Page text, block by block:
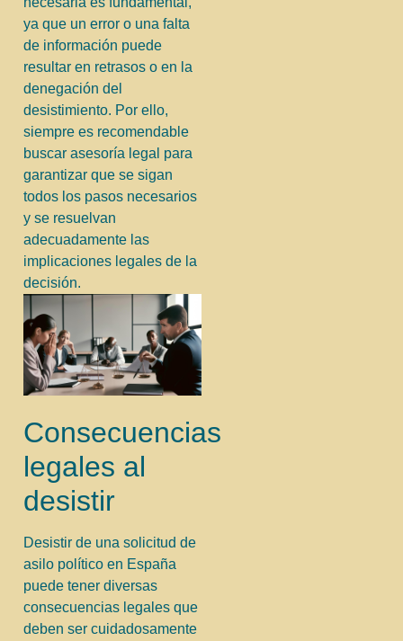
ya que un error o una falta
de información puede
resultar en retrasos o en la
denegación del
desistimiento. Por ello,
siempre es recomendable
buscar asesoría legal para
garantizar que se sigan
todos los pasos necesarios
y se resuelvan
adecuadamente las
implicaciones legales de la
decisión.
Consecuencias
legales al
desistir
Desistir de una solicitud de
asilo político en España
puede tener diversas
consecuencias legales que
deben ser cuidadosamente